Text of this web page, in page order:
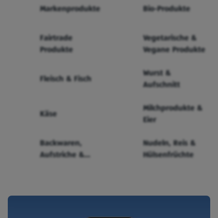
Markenprodukte Bio-Produkte
Fairtrade
Produkte
Vegetarische &
Vegane Produkte
Fleisch & Fisch
Wurst &
Aufschnitt
Käse
Milchprodukte &
Eier
Backwaren,
Aufstriche &
Nudeln, Reis &
Hülsenfrüchte